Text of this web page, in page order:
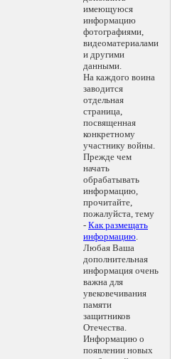
имеющуюся
информацию
фотографиями,
видеоматериалами
и другими
данными.
На каждого воина
заводится
отдельная
страница,
посвященная
конкретному
участнику войны.
Прежде чем
начать
обрабатывать
информацию,
прочитайте,
пожалуйста, тему
- Как размещать
информацию.
Любая Ваша
дополнительная
информация очень
важна для
увековечивания
памяти
защитников
Отечества.
Информацию о
появлении новых